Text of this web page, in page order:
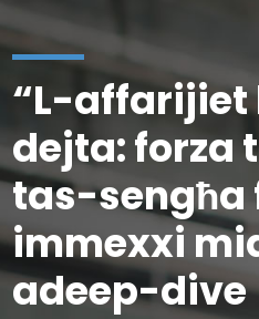
“L-
dejta: forza
tas-sengħa
immexxi
adeep-dive